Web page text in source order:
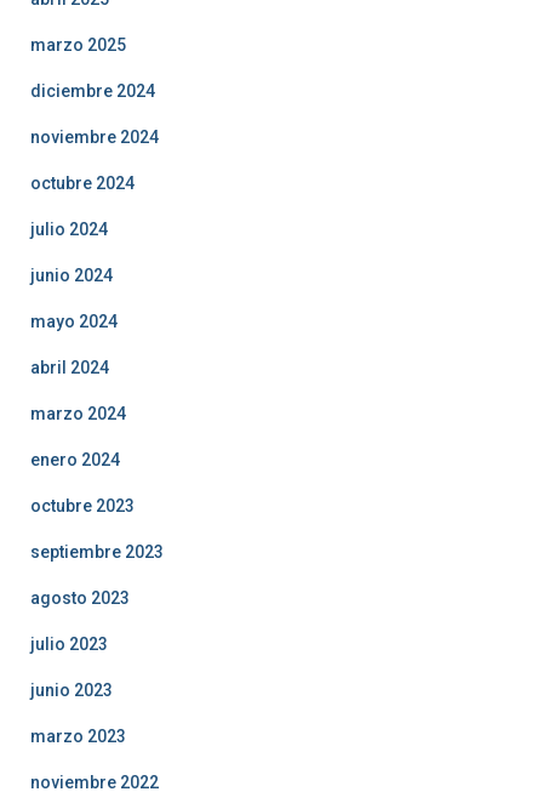
marzo 2025
diciembre 2024
noviembre 2024
octubre 2024
julio 2024
junio 2024
mayo 2024
abril 2024
marzo 2024
enero 2024
octubre 2023
septiembre 2023
agosto 2023
julio 2023
junio 2023
marzo 2023
noviembre 2022